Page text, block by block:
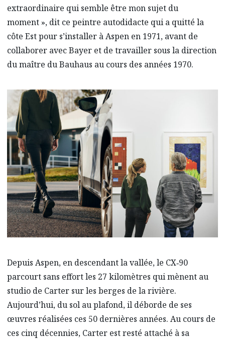
extraordinaire qui semble être mon sujet du
moment », dit ce peintre autodidacte qui a quitté la
côte Est pour s’installer à Aspen en 1971, avant de
collaborer avec Bayer et de travailler sous la direction
du maître du Bauhaus au cours des années 1970.
Depuis Aspen, en descendant la vallée, le CX‑90
parcourt sans effort les 27 kilomètres qui mènent au
studio de Carter sur les berges de la rivière.
Aujourd’hui, du sol au plafond, il déborde de ses
œuvres réalisées ces 50 dernières années. Au cours de
ces cinq décennies, Carter est resté attaché à sa